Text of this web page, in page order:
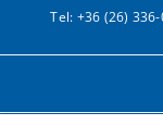
KihagyásTel: +36 (26)